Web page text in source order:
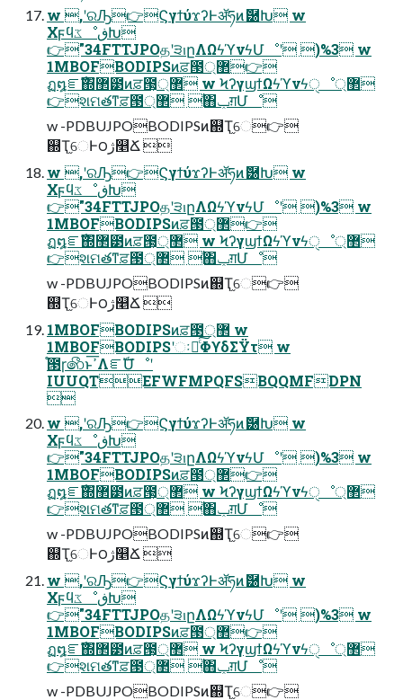
w ,ʹରԠ👉ϚγϯύϫʔͰॲཧͷޮ཰Խ w
ΧϝϥػೳڧԽ
👉"34FTTJPOதʹ੩ࢭըΛΩϟϓνϟՄೳʹ )%3 w
1MBOFBODIPSͷਫ਼౓޲্👉
ฏ໘ೝࣝ΍ํ޲౳ͷਫ਼౓͕޲্ w ϞʔγϣϯΩϟϓνϟੑೳ޲্
👉શମతͳਫ਼౓޲্ ࣖ΋ݕग़Մೳ
w -PDBUJPOBODIPSͷ஍Ҭ֦େ👉
஍Ҭ֦େͰ౦ژ௥Ճ 
w ,ʹରԠ👉ϚγϯύϫʔͰॲཧͷޮ཰Խ w
ΧϝϥػೳڧԽ
👉"34FTTJPOதʹ੩ࢭըΛΩϟϓνϟՄೳʹ )%3 w
1MBOFBODIPSͷਫ਼౓޲্👉
ฏ໘ೝࣝ΍ํ޲౳ͷਫ਼౓͕޲্ w ϞʔγϣϯΩϟϓνϟੑೳ޲্
👉શମతͳਫ਼౓޲্ ࣖ΋ݕग़Մೳ
w -PDBUJPOBODIPSͷ஍Ҭ֦େ👉
஍Ҭ֦େͰ౦ژ௥Ճ 
1MBOFBODIPSͷਫ਼౓޲্ w
1MBOFBODIPSʹઃఆͨ͠ΦϒδΣΫτ w
֯౓ɼ෯ͱߴ͞ΛೝࣝՄೳʹ
IUUQTEFWFMPQFSBQQMFDPN

w ,ʹରԠ👉ϚγϯύϫʔͰॲཧͷޮ཰Խ w
ΧϝϥػೳڧԽ
👉"34FTTJPOதʹ੩ࢭըΛΩϟϓνϟՄೳʹ )%3 w
1MBOFBODIPSͷਫ਼౓޲্👉
ฏ໘ೝࣝ΍ํ޲౳ͷਫ਼౓͕޲্ w ϞʔγϣϯΩϟϓνϟੑೳ޲্
👉શମతͳਫ਼౓޲্ ࣖ΋ݕग़Մೳ
w -PDBUJPOBODIPSͷ஍Ҭ֦େ👉
஍Ҭ֦େͰ౦ژ௥Ճ 
w ,ʹରԠ👉ϚγϯύϫʔͰॲཧͷޮ཰Խ w
ΧϝϥػೳڧԽ
👉"34FTTJPOதʹ੩ࢭըΛΩϟϓνϟՄೳʹ )%3 w
1MBOFBODIPSͷਫ਼౓޲্👉
ฏ໘ೝࣝ΍ํ޲౳ͷਫ਼౓͕޲্ w ϞʔγϣϯΩϟϓνϟੑೳ޲্
👉શମతͳਫ਼౓޲্ ࣖ΋ݕग़Մೳ
w -PDBUJPOBODIPSͷ஍Ҭ֦େ👉